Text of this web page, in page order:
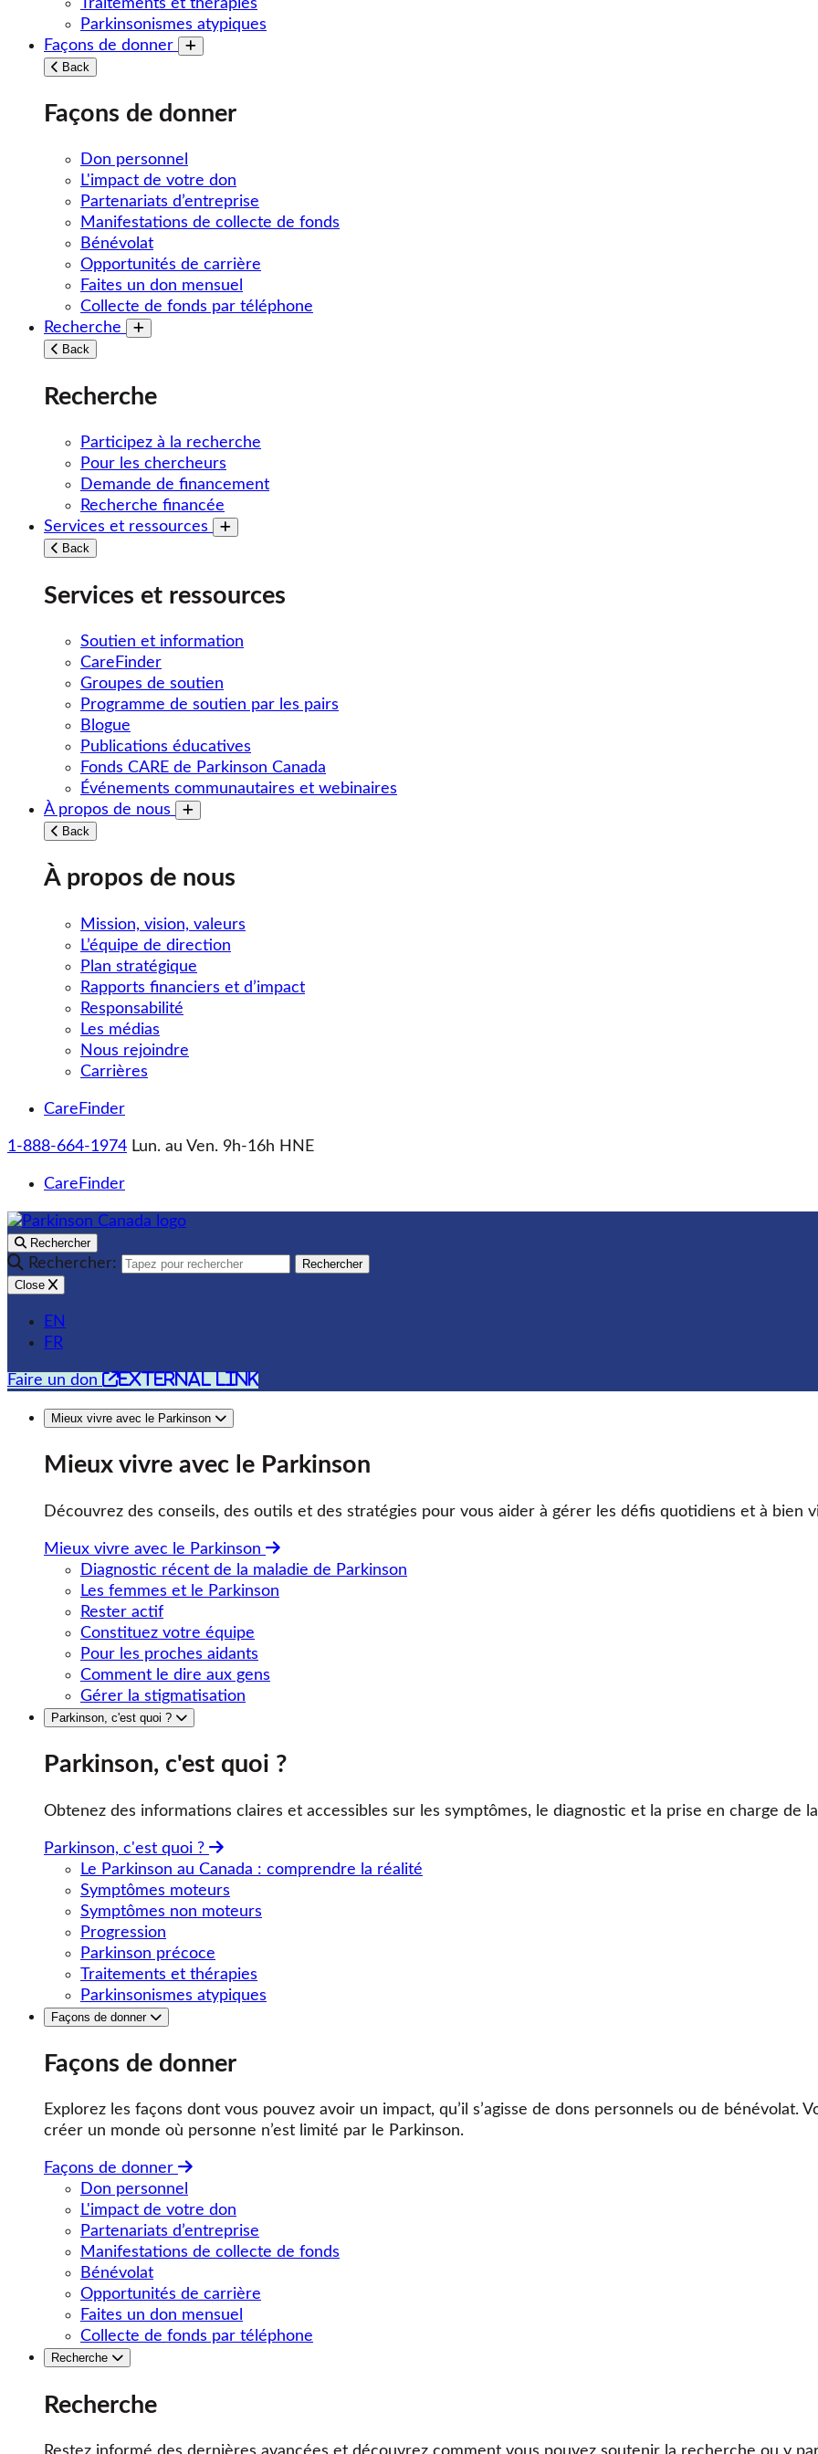
Traitements et thérapies
Parkinsonismes atypiques
Façons de donner
Toggle submenu
Back
Façons de donner
Don personnel
L'impact de votre don
Partenariats d’entreprise
Manifestations de collecte de fonds
Bénévolat
Opportunités de carrière
Faites un don mensuel
Collecte de fonds par téléphone
Recherche
Toggle submenu
Back
Recherche
Participez à la recherche
Pour les chercheurs
Demande de financement
Recherche financée
Services et ressources
Toggle submenu
Back
Services et ressources
Soutien et information
CareFinder
Groupes de soutien
Programme de soutien par les pairs
Blogue
Publications éducatives
Fonds CARE de Parkinson Canada
Événements communautaires et webinaires
À propos de nous
Toggle submenu
Back
À propos de nous
Mission, vision, valeurs
L’équipe de direction
Plan stratégique
Rapports financiers et d’impact
Responsabilité
Les médias
Nous rejoindre
Carrières
CareFinder
1-888-664-1974 Lun. au Ven. 9h-16h HNE
CareFinder
Rechercher
Rechercher:
Rechercher
Close
EN
FR
Faire un don external link
Mieux vivre avec le Parkinson
Mieux vivre avec le Parkinson
Découvrez des conseils, des outils et des stratégies pour vous aider à gérer les défis quotidiens et à bien
Mieux vivre avec le Parkinson
Diagnostic récent de la maladie de Parkinson
Les femmes et le Parkinson
Rester actif
Constituez votre équipe
Pour les proches aidants
Comment le dire aux gens
Gérer la stigmatisation
Parkinson, c'est quoi ?
Parkinson, c'est quoi ?
Obtenez des informations claires et accessibles sur les symptômes, le diagnostic et la prise en charge de
Parkinson, c'est quoi ?
Le Parkinson au Canada : comprendre la réalité
Symptômes moteurs
Symptômes non moteurs
Progression
Parkinson précoce
Traitements et thérapies
Parkinsonismes atypiques
Façons de donner
Façons de donner
Explorez les façons dont vous pouvez avoir un impact, qu’il s’agisse de dons personnels ou de
créer un monde où personne n’est limité par le Parkinson.
Façons de donner
Don personnel
L'impact de votre don
Partenariats d’entreprise
Manifestations de collecte de fonds
Bénévolat
Opportunités de carrière
Faites un don mensuel
Collecte de fonds par téléphone
Recherche
Recherche